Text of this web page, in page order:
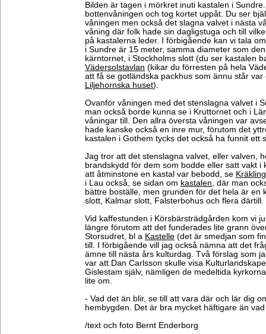
Bilden är tagen i mörkret inuti kastalen i
bottenvåningen och tog kortet uppåt. Du ser
våningen men också det slagna valvet i nästa
våning där folk hade sin dagligstuga och till
på kastalerna leder. I förbigående kan vi tala
i Sundre är 15 meter, samma diameter som
kärntornet, i Stockholms slott (du ser kastalen
Vädersolstavlan (kikar du förresten på hela
att få se gotländska packhus som ännu står var
Liljehornska huset).
Ovanför våningen med det stenslagna valvet i
man också borde kunna se i Kruttornet och i
våningar till. Den allra översta våningen var
hade kanske också en inre mur, förutom det
kastalen i Gothem tycks det också ha funnit ett
Jag tror att det stenslagna valvet, eller valven,
brandskydd för dem som bodde eller satt vakt i
att åtminstone en kastal var bebodd, se
i Lau också, se sidan om kastalen, där man
bättre boställe, men grunden för det hela är en
slott, Kalmar slott, Falsterbohus och flera därtill.
Vid kaffestunden i Körsbärsträdgården kom vi
längre förutom att det funderades lite grann
Storsudret, bl a Kastelle (det är smedjan som
till. I förbigående vill jag också nämna att det
ämne till nästa års kulturdag. Två förslag som
var att Dan Carlsson skulle visa
Gislestam själv, nämligen de medeltida
lite om.
- Vad det än blir, se till att vara där och lär dig
hembygden. Det är bra mycket häftigare än
/text och foto Bernt Enderborg